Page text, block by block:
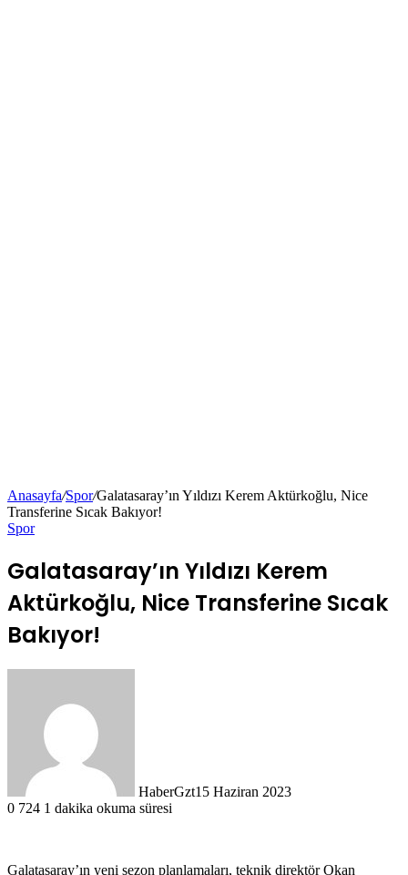
Anasayfa/Spor/Galatasaray’ın Yıldızı Kerem Aktürkoğlu, Nice
Transferine Sıcak Bakıyor!
Spor
Galatasaray’ın Yıldızı Kerem
Aktürkoğlu, Nice Transferine Sıcak
Bakıyor!
HaberGzt15 Haziran 2023
0 724 1 dakika okuma süresi
Galatasaray’ın yeni sezon planlamaları, teknik direktör Okan